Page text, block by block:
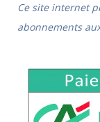
Ce site internet
abonnements